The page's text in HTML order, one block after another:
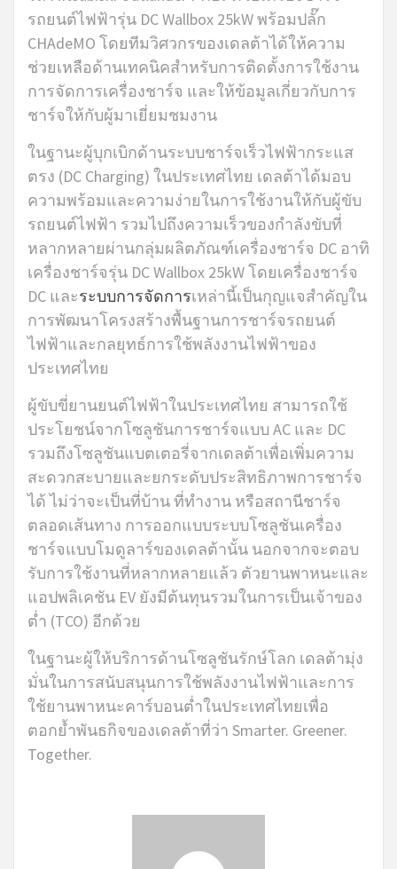
รถยนต์ไฟฟ้ารุ่น DC Wallbox 25kW พร้อมปลั๊ก
CHAdeMO โดยทีมวิศวกรของเดลต้าได้ให้ความ
ช่วยเหลือด้านเทคนิคสำหรับการติดตั้งการใช้งาน
การจัดการเครื่องชาร์จ และให้ข้อมูลเกี่ยวกับการ
ชาร์จให้กับผู้มาเยี่ยมชมงาน
ในฐานะผู้บุกเบิกด้านระบบชาร์จเร็วไฟฟ้ากระแส
ตรง (DC Charging) ในประเทศไทย เดลต้าได้มอบ
ความพร้อมและความง่ายในการใช้งานให้กับผู้ขับ
รถยนต์ไฟฟ้า รวมไปถึงความเร็วของกำลังขับที่
หลากหลายผ่านกลุ่มผลิตภัณฑ์เครื่องชาร์จ DC อาทิ
เครื่องชาร์จรุ่น DC Wallbox 25kW โดยเครื่องชาร์จ
DC และระบบการจัดการเหล่านี้เป็นกุญแจสำคัญใน
การพัฒนาโครงสร้างพื้นฐานการชาร์จรถยนต์
ไฟฟ้าและกลยุทธ์การใช้พลังงานไฟฟ้าของ
ประเทศไทย
ผู้ขับขี่ยานยนต์ไฟฟ้าในประเทศไทย สามารถใช้
ประโยชน์จากโซลูชันการชาร์จแบบ AC และ DC
รวมถึงโซลูชันแบตเตอรี่จากเดลต้าเพื่อเพิ่มความ
สะดวกสะบายและยกระดับประสิทธิภาพการชาร์จ
ได้ ไม่ว่าจะเป็นที่บ้าน ที่ทำงาน หรือสถานีชาร์จ
ตลอดเส้นทาง การออกแบบระบบโซลูชันเครื่อง
ชาร์จแบบโมดูลาร์ของเดลต้านั้น นอกจากจะตอบ
รับการใช้งานที่หลากหลายแล้ว ตัวยานพาหนะและ
แอปพลิเคชัน EV ยังมีต้นทุนรวมในการเป็นเจ้าของ
ต่ำ (TCO) อีกด้วย
ในฐานะผู้ให้บริการด้านโซลูชันรักษ์โลก เดลต้ามุ่ง
มั่นในการสนับสนุนการใช้พลังงานไฟฟ้าและการ
ใช้ยานพาหนะคาร์บอนต่ำในประเทศไทยเพื่อ
ตอกย้ำพันธกิจของเดลต้าที่ว่า Smarter. Greener.
Together.